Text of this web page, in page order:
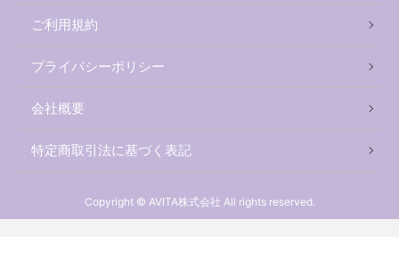
ご利用規約
プライバシーポリシー
会社概要
特定商取引法に基づく表記
Copyright © AVITA株式会社 All rights reserved.